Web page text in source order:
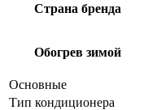
Страна бренда
Обогрев зимой
Основные
Тип кондиционера